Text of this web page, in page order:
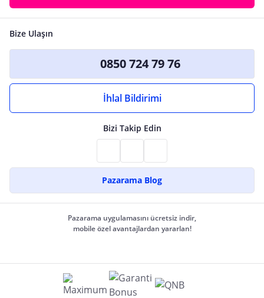
Bize Ulaşın
0850 724 79 76
İhlal Bildirimi
Bizi Takip Edin
Pazarama Blog
Pazarama uygulamasını ücretsiz indir,
mobile özel avantajlardan yararlan!